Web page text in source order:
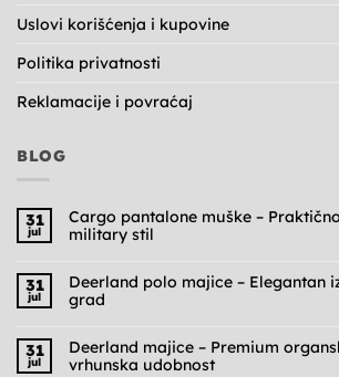
Uslovi korišćenja i kupovine
Politika privatnosti
Reklamacije i povraćaj
BLOG
31
jul
Cargo pantalone muške –
military stil
na
Cargo
pantalone
Praktičnost,
udobnost
i
31
jul
Deerland polo majice – Elegantan
grad
na
Deerland
polo
31
jul
Deerland majice – Premium
vrhunska udobnost